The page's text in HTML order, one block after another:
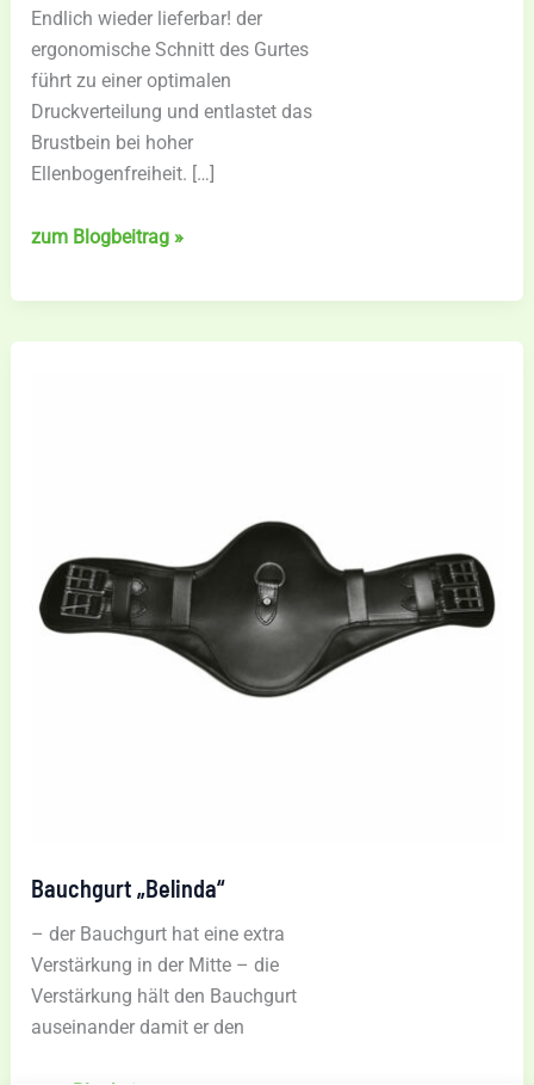
Endlich wieder lieferbar! der
ergonomische Schnitt des Gurtes
führt zu einer optimalen
Druckverteilung und entlastet das
Brustbein bei hoher
Ellenbogenfreiheit. […]
Bauchgurt
zum Blogbeitrag »
Bauchgurt „Belinda“
– der Bauchgurt hat eine extra
Verstärkung in der Mitte – die
Verstärkung hält den Bauchgurt
auseinander damit er den